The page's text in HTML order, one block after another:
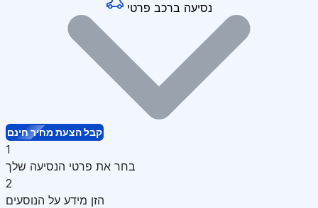
נסיעה ברכב פרטי
קבל הצעת מחיר חינם
1
בחר את פרטי הנסיעה שלך
2
הזן מידע על הנוסעים